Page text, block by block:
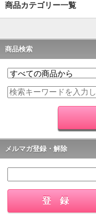
商品カテゴリー一覧
商品検索
メルマガ登録・解除